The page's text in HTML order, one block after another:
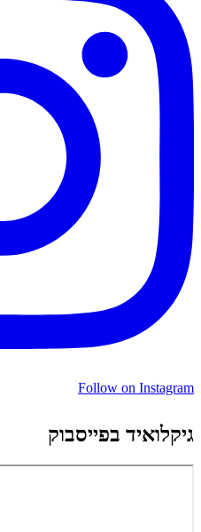
Follow on Instagram
גיקלואיד בפייסבוק